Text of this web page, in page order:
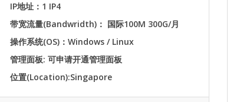
IP地址：1 IP4
带宽流量(Bandwridth)： 国际100M 300G/月
操作系统(OS)：Windows / Linux
管理面板: 可申请开通管理面板
位置(Location):Singapore